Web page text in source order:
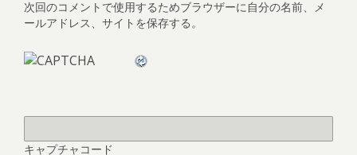
次回のコメントで使用するためブラウザーに自分の名前、メ
ールアドレス、サイトを保存する。
キャプチャコード